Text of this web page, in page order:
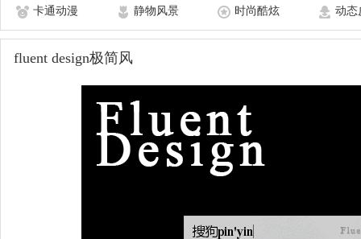
卡通动漫 静物风景 时尚酷炫 动态
fluent design极简风